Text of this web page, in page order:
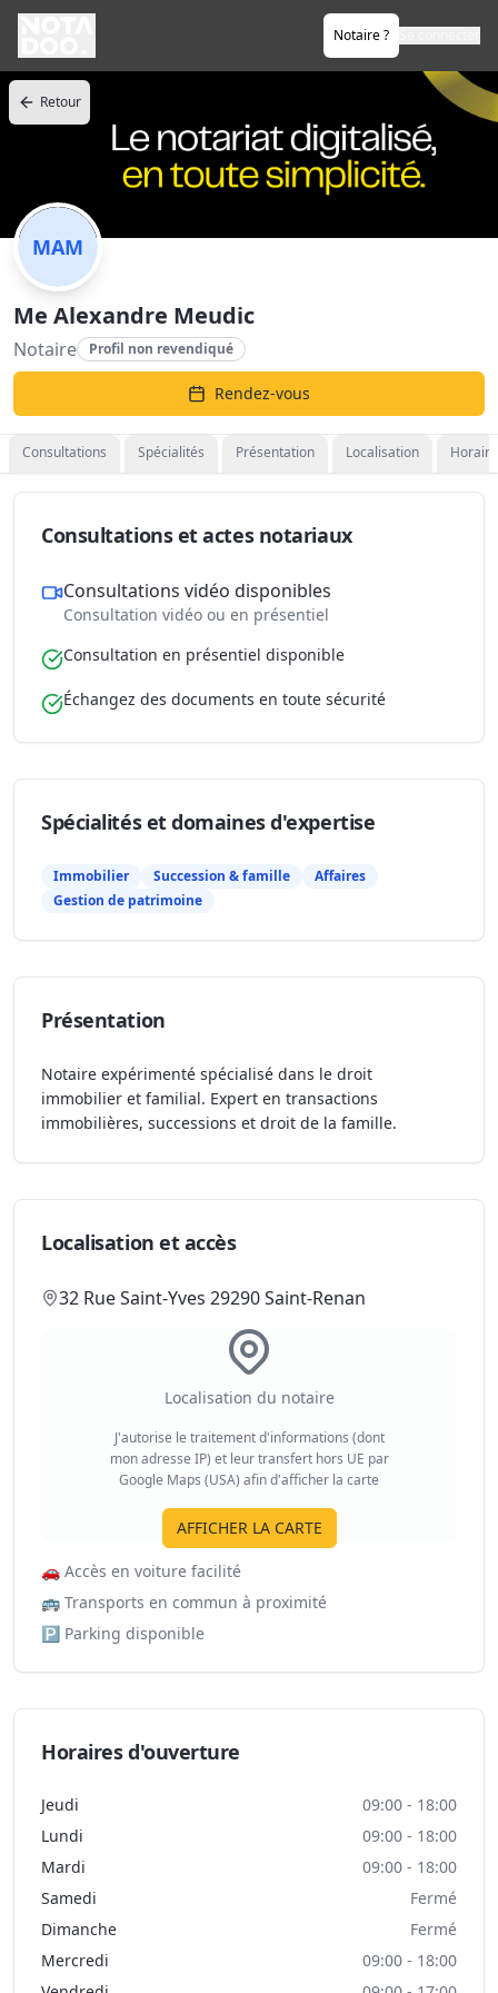
Notaire ?
Retour
MAM
Me Alexandre Meudic
Notaire Profil non revendiqué
Rendez-vous
Consultations Spécialités Présentation Localisation
Consultations et actes notariaux
Consultations vidéo disponibles
Consultation vidéo ou en présentiel
Consultation en présentiel disponible
Échangez des documents en toute sécurité
Spécialités et domaines d'expertise
Immobilier Succession & famille
Affaires
Gestion de patrimoine
Présentation
Notaire expérimenté spécialisé dans le droit
immobilier et familial. Expert en transactions
immobilières, successions et droit de la famille.
Localisation et accès
32 Rue Saint-Yves 29290 Saint-Renan
Localisation du notaire
J'autorise le traitement d'informations (dont
mon adresse IP) et leur transfert hors UE par
Google Maps (USA) afin d'afficher la carte
AFFICHER LA CARTE
🚗 Accès en voiture facilité
🚌 Transports en commun à proximité
🅿️ Parking disponible
Horaires d'ouverture
Jeudi
09:00 - 18:00
Lundi
09:00 - 18:00
Mardi
09:00 - 18:00
Samedi
Fermé
Dimanche
Fermé
Mercredi
09:00 - 18:00